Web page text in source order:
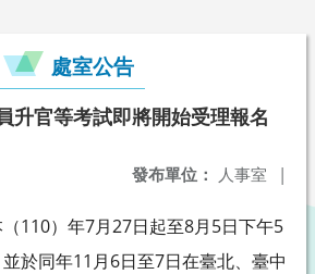
處室公告
升官等考試即將開始受理報名
發布單位： 人事室 |
110）年7月27日起至8月5日下午5
於同年11月6日至7日在臺北、臺中